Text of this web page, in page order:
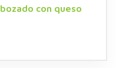
con queso